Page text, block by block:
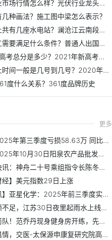
光伏行业市场行情怎么样？光伏行业龙头公司下半年表现如何？
种画法？施工图中梁怎么表示？
澜沧江上共有几座水电站？澜沧江云南段水电站介绍
出国打工需要满足什么条件？普通人出国打工需要办理哪些手续？
2022年高考总分是多少？2021年新高考满分是多少？
春运起止时间一般是几号到几号？2020年春运起止时间表
度什么关系？361度品牌历史
更多
康比特2025年第三季度亏损58.63万 同比由盈转亏 看点
关注：2025年10月30日阳泉农产品批发市场有限公司价格行情
新华社快讯：神舟二十号乘组指令长陈冬成为首个在轨驻留时间...
经】美元指数29日上涨
【报资讯】亚星化学：2025年前三季度实现营业总收入6.41亿元
阳光余额不足，江苏30日夜里起雨水上线-聚看点
恭喜火箭队！范乔丹现身健身房开练，先从力量练起，恢复堪称神速
义诊传温情，交医-太保源申康复研究院高级医疗专家团大型义诊...